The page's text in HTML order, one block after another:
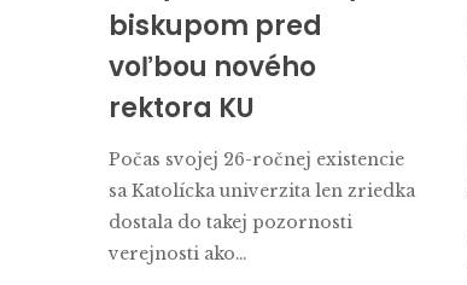
biskupom pred
voľbou nového
rektora KU
Počas svojej 26-ročnej existencie
sa Katolícka univerzita len zriedka
dostala do takej pozornosti
verejnosti ako…